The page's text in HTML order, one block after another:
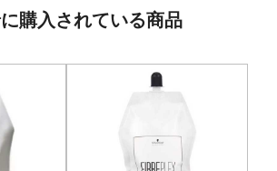
購入されている商品